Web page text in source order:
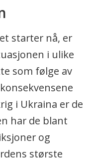
starter nå, er
i ulike
som følge av
i Ukraina er de
har de blant
og
største